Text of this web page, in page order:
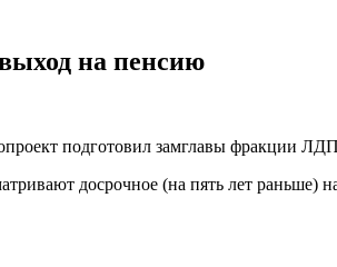
на пенсию
подготовил замглавы фракции
досрочное (на пять лет раньше)